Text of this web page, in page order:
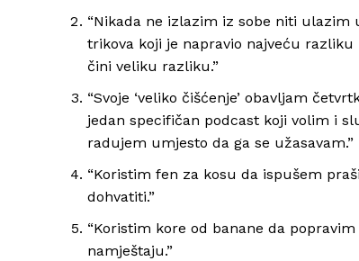
“Nikada ne izlazim iz sobe niti
trikova koji je napravio najveću
čini veliku razliku.”
“Svoje ‘veliko čišćenje’ obavljam
jedan specifičan podcast koji volim i
radujem umjesto da ga se užasavam.”
“Koristim fen za kosu da ispušem
dohvatiti.”
“Koristim kore od banane da
namještaju.”